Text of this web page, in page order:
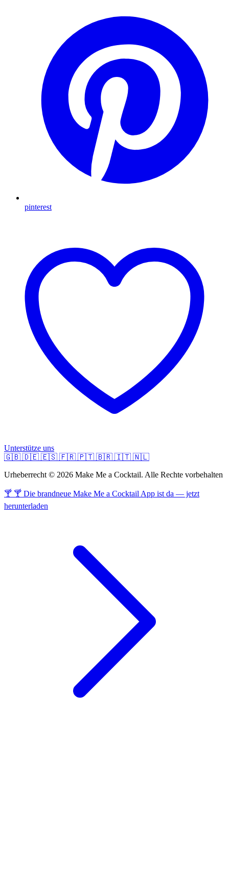
pinterest
Unterstütze uns
🇬🇧 🇩🇪 🇪🇸 🇫🇷 🇵🇹 🇧🇷 🇮🇹 🇳🇱
Urheberrecht © 2026 Make Me a Cocktail. Alle Rechte vorbehalten
🍸 🍸 Die brandneue Make Me a Cocktail App ist da — jetzt
herunterladen